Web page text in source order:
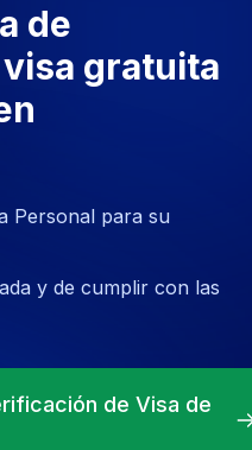
de
gratuita
Personal para su
y de cumplir con las
de Visa de